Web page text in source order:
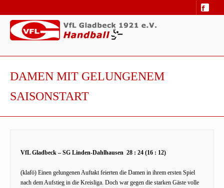
DAMEN MIT GELUNGENEM
SAISONSTART
VfL Gladbeck – SG Linden-Dahlhausen 28 : 24 (16 : 12)
(klafö) Einen gelungenen Auftakt feierten die Damen in ihrem ersten Spiel
nach dem Aufstieg in die Kreisliga. Doch war gegen die starken Gäste volle